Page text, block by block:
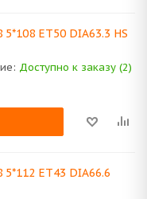
ET50 DIA63.3 HS
Доступно к заказу (2)
ET43 DIA66.6